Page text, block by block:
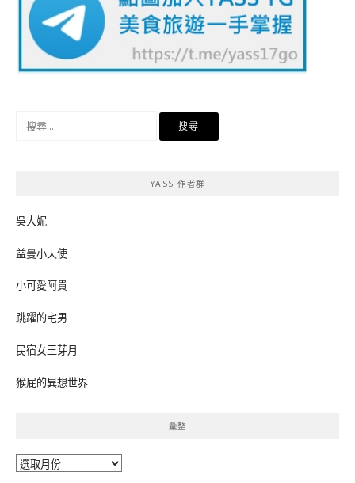
YASS 作者群
吳大妮
益曼小天使
小可愛阿貴
跳躍的宅男
民宿女王芽月
猴屁的異想世界
彙整
彙